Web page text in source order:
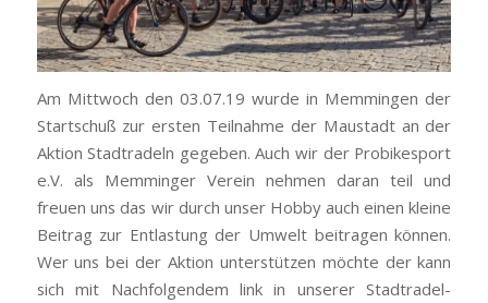
Am Mittwoch den 03.07.19 wurde in Memmingen der
Startschuß zur ersten Teilnahme der Maustadt an der
Aktion Stadtradeln gegeben. Auch wir der Probikesport
e.V. als Memminger Verein nehmen daran teil und
freuen uns das wir durch unser Hobby auch einen kleine
Beitrag zur Entlastung der Umwelt beitragen können.
Wer uns bei der Aktion unterstützen möchte der kann
sich mit Nachfolgendem link in unserer Stadtradel-